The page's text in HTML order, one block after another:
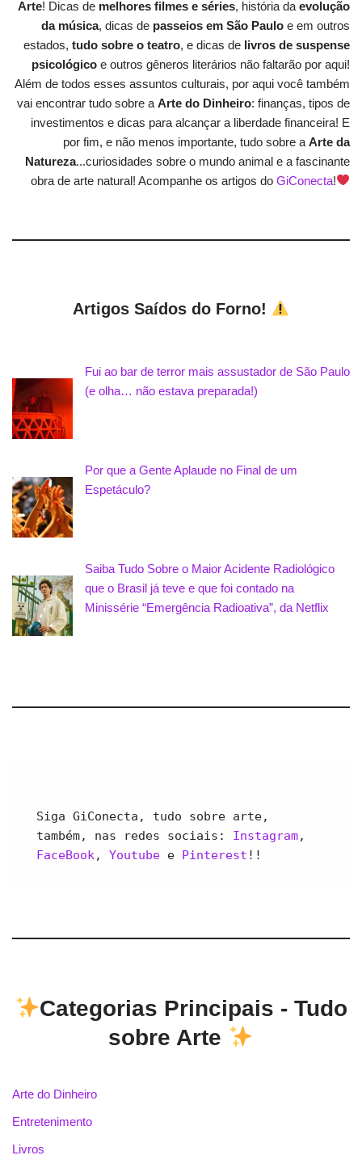
Arte! Dicas de melhores filmes e séries, história da evolução
da música, dicas de passeios em São Paulo e em outros
estados, tudo sobre o teatro, e dicas de livros de suspense
psicológico e outros gêneros literários não faltarão por aqui!
Além de todos esses assuntos culturais, por aqui você também
vai encontrar tudo sobre a Arte do Dinheiro: finanças, tipos de
investimentos e dicas para alcançar a liberdade financeira! E
por fim, e não menos importante, tudo sobre a Arte da
Natureza...curiosidades sobre o mundo animal e a fascinante
obra de arte natural! Acompanhe os artigos do GiConecta!
Artigos Saídos do Forno!
Fui ao bar de terror mais assustador de São Paulo
(e olha… não estava preparada!)
Por que a Gente Aplaude no Final de um
Espetáculo?
Saiba Tudo Sobre o Maior Acidente Radiológico
que o Brasil já teve e que foi contado na
Minissérie “Emergência Radioativa”, da Netflix
Siga GiConecta, tudo sobre arte,
também, nas redes sociais: Instagram
FaceBook, Youtube e Pinterest !!
Categorias Principais - Tudo
sobre Arte
Arte do Dinheiro
Entretenimento
Livros